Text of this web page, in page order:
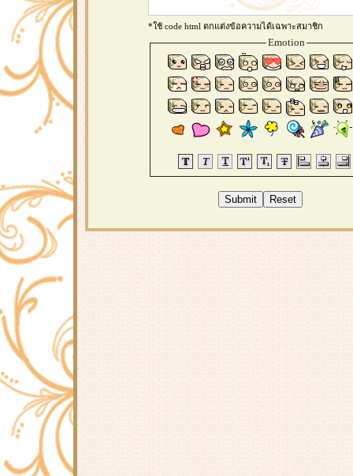
*ใช้ code html ตกแต่งข้อความได้เฉพาะสมาชิก
Emotion